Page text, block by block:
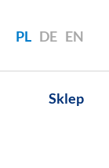
PL DE EN
Sklep